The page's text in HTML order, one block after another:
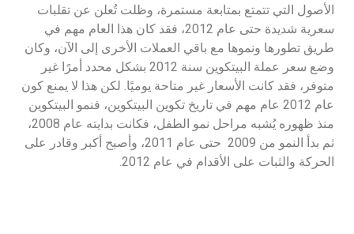
الأصول التي تتمتع بمتابعة مستمرة، وظلت تُعلن عن تقلبات
سعرية شديدة حتى عام 2012، فقد كان هذا العام مهم في
طريق تطورها ونموها مع باقي العملات الأخرى إلى الآن، وكان
وضع سعر عملة البيتكوين سنة 2012 بشكل محدد أمرًا غير
متوفر، فقد كانت الأسعار غير متاحة يوميًا. لكن هذا لا يمنع كون
عام 2012 عام مهم في تاريخ تكوين البيتكوين، فنمو البيتكوين
منذ ظهوره يُشبه مراحل نمو الطفل، فكانت بدايته عام 2008،
ثم بدأ النمو من 2009 حتى عام 2011، وأصبح أكبر وقادر على
الحركة والثبات على الأقدام في عام 2012.